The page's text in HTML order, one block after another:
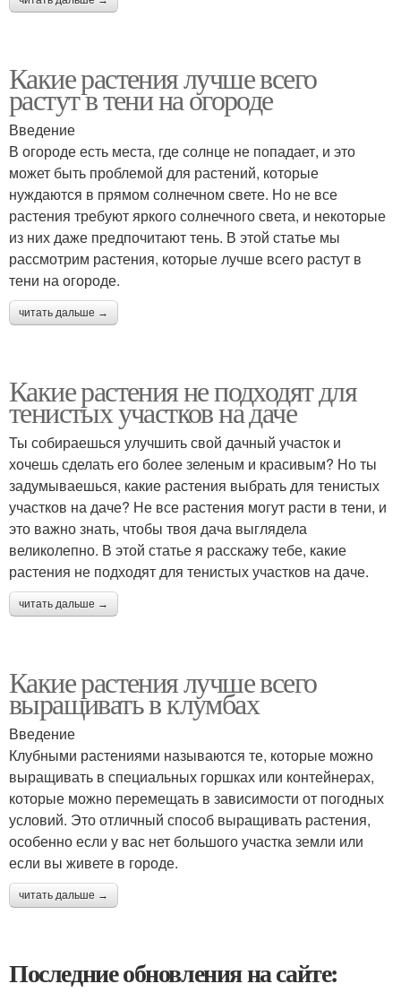
Какие растения лучше всего
растут в тени на огороде
Введение
В огороде есть места, где солнце не попадает, и это
может быть проблемой для растений, которые
нуждаются в прямом солнечном свете. Но не все
растения требуют яркого солнечного света, и некоторые
из них даже предпочитают тень. В этой статье мы
рассмотрим растения, которые лучше всего растут в
тени на огороде.
читать дальше →
Какие растения не подходят для
тенистых участков на даче
Ты собираешься улучшить свой дачный участок и
хочешь сделать его более зеленым и красивым? Но ты
задумываешься, какие растения выбрать для тенистых
участков на даче? Не все растения могут расти в тени, и
это важно знать, чтобы твоя дача выглядела
великолепно. В этой статье я расскажу тебе, какие
растения не подходят для тенистых участков на даче.
читать дальше →
Какие растения лучше всего
выращивать в клумбах
Введение
Клубными растениями называются те, которые можно
выращивать в специальных горшках или контейнерах,
которые можно перемещать в зависимости от погодных
условий. Это отличный способ выращивать растения,
особенно если у вас нет большого участка земли или
если вы живете в городе.
читать дальше →
Последние обновления на сайте: